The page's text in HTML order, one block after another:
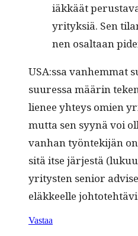
iäkkäät
yri­tyk­siä. Sen
nen osaltaan
USA:ssa van­hem­mat
suures­sa määrin
lie­nee yhteys omien
mut­ta sen syynä voi
van­han työn­tek­i­jän
sitä itse jär­jestä
yri­tys­ten senior
eläk­keelle
Vastaa